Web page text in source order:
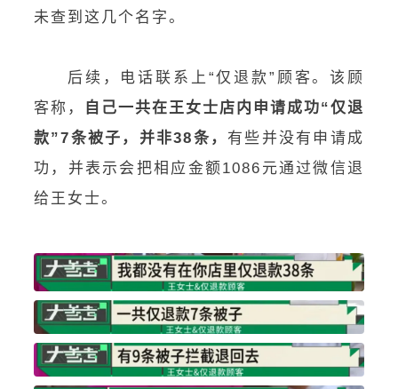
未查到这几个名字。
后续，电话联系上“仅退款”顾客。该顾
客称，
自己一共在王女士店内申请成功“仅退
款”7条被子，并非38条， 有些并没有申请成
功，并表示会把相应金额1086元通过微信退
给王女士。